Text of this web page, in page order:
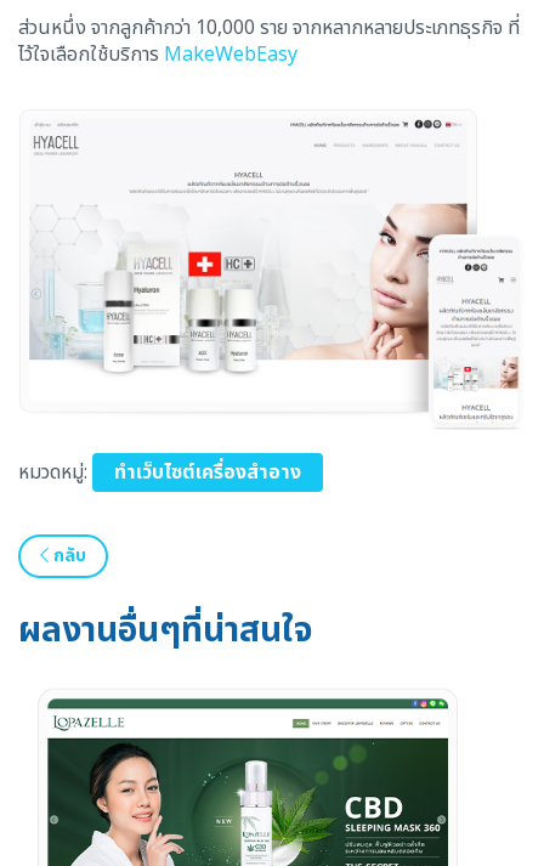
ส่วนหนึ่ง จากลูกค้ากว่า 10,000 ราย จากหลากหลายประเภทธุรกิจ ที่
ไว้ใจเลือกใช้บริการ MakeWebEasy
หมวดหมู่: ทำเว็บไซต์เครื่องสำอาง
กลับ
ผลงานอื่นๆที่น่าสนใจ